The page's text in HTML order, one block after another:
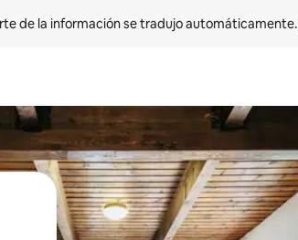
de la información se tradujo automáticamente.